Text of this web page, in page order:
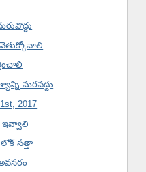
మరవద్దు
2017
ఇవ్వాలి
సత్తా